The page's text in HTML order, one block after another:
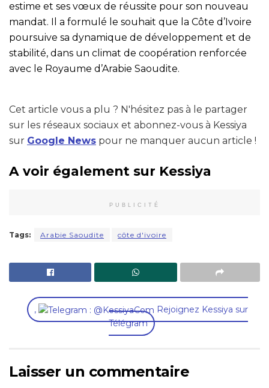
estime et ses vœux de réussite pour son nouveau
mandat. Il a formulé le souhait que la Côte d’Ivoire
poursuive sa dynamique de développement et de
stabilité, dans un climat de coopération renforcée
avec le Royaume d’Arabie Saoudite.
Cet article vous a plu ? N'hésitez pas à le partager
sur les réseaux sociaux et abonnez-vous à Kessiya
sur Google News pour ne manquer aucun article !
A voir également sur Kessiya
PUBLICITÉ
Tags: Arabie Saoudite côte d'ivoire
,
Rejoignez Kessiya sur
Télégram
Laisser un commentaire